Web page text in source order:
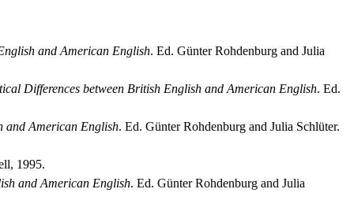
and American English. Ed. Günter Rohdenburg and Julia
Differences between British English and American English. Ed.
and American English. Ed. Günter Rohdenburg and Julia Schlüter.
1995.
and American English. Ed. Günter Rohdenburg and Julia